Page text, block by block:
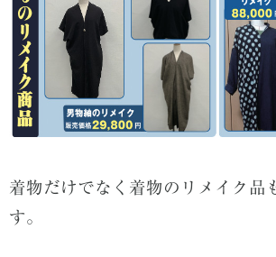
着物だけでなく着物のリメイク品
す。